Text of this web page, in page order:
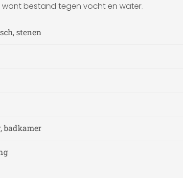
bestand tegen vocht en water.
stenen
badkamer